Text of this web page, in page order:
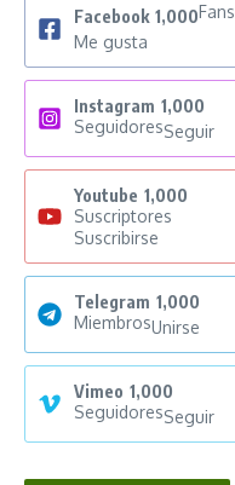
Facebook 1,000Fans
Me gusta
Instagram 1,000
SeguidoresSeguir
Youtube 1,000
Suscriptores
Suscribirse
Telegram 1,000
MiembrosUnirse
Vimeo 1,000
SeguidoresSeguir